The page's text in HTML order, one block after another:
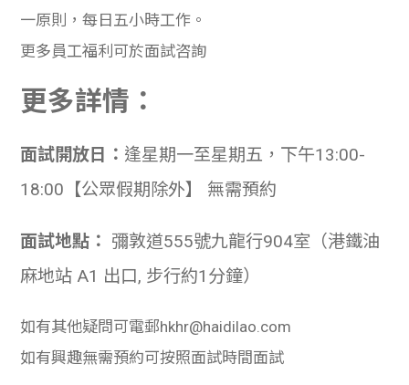
一原則，每日五小時工作。
更多員工福利可於面試咨詢
更多詳情：
面試開放日： 逢星期一至星期五，下午13:00-
18:00【公眾假期除外】 無需預約
面試地點： 彌敦道555號九龍行904室（港鐵油
麻地站 A1 出口, 步行約1分鐘）
如有其他疑問可電郵hkhr@haidilao.com
如有興趣無需預約可按照面試時間面試